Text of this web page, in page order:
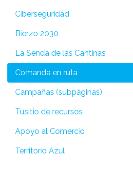
Ciberseguridad
Bierzo 2030
La Senda de las Cantinas
Comanda en ruta
Campañas (subpáginas)
Tusitio de recursos
Apoyo al Comercio
Territorio Azul